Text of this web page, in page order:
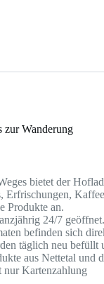
Wanderung
bietet der
Erfrischungen,
Produkte an.
24/7 geöffnet.
befinden sich
täglich neu befüllt
aus Nettetal und
nur Kartenzahlung